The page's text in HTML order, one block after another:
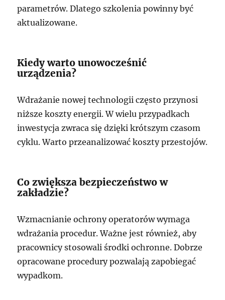
parametrów. Dlatego szkolenia powinny być
aktualizowane.
Kiedy warto unowocześnić
urządzenia?
Wdrażanie nowej technologii często przynosi
niższe koszty energii. W wielu przypadkach
inwestycja zwraca się dzięki krótszym czasom
cyklu. Warto przeanalizować koszty przestojów.
Co zwiększa bezpieczeństwo w
zakładzie?
Wzmacnianie ochrony operatorów wymaga
wdrażania procedur. Ważne jest również, aby
pracownicy stosowali środki ochronne. Dobrze
opracowane procedury pozwalają zapobiegać
wypadkom.